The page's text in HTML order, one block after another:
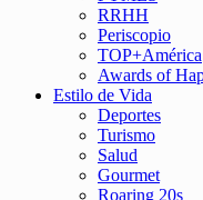
RRHH
Periscopio
TOP+América
Awards of
Estilo de Vida
Deportes
Turismo
Salud
Gourmet
Roaring 20s